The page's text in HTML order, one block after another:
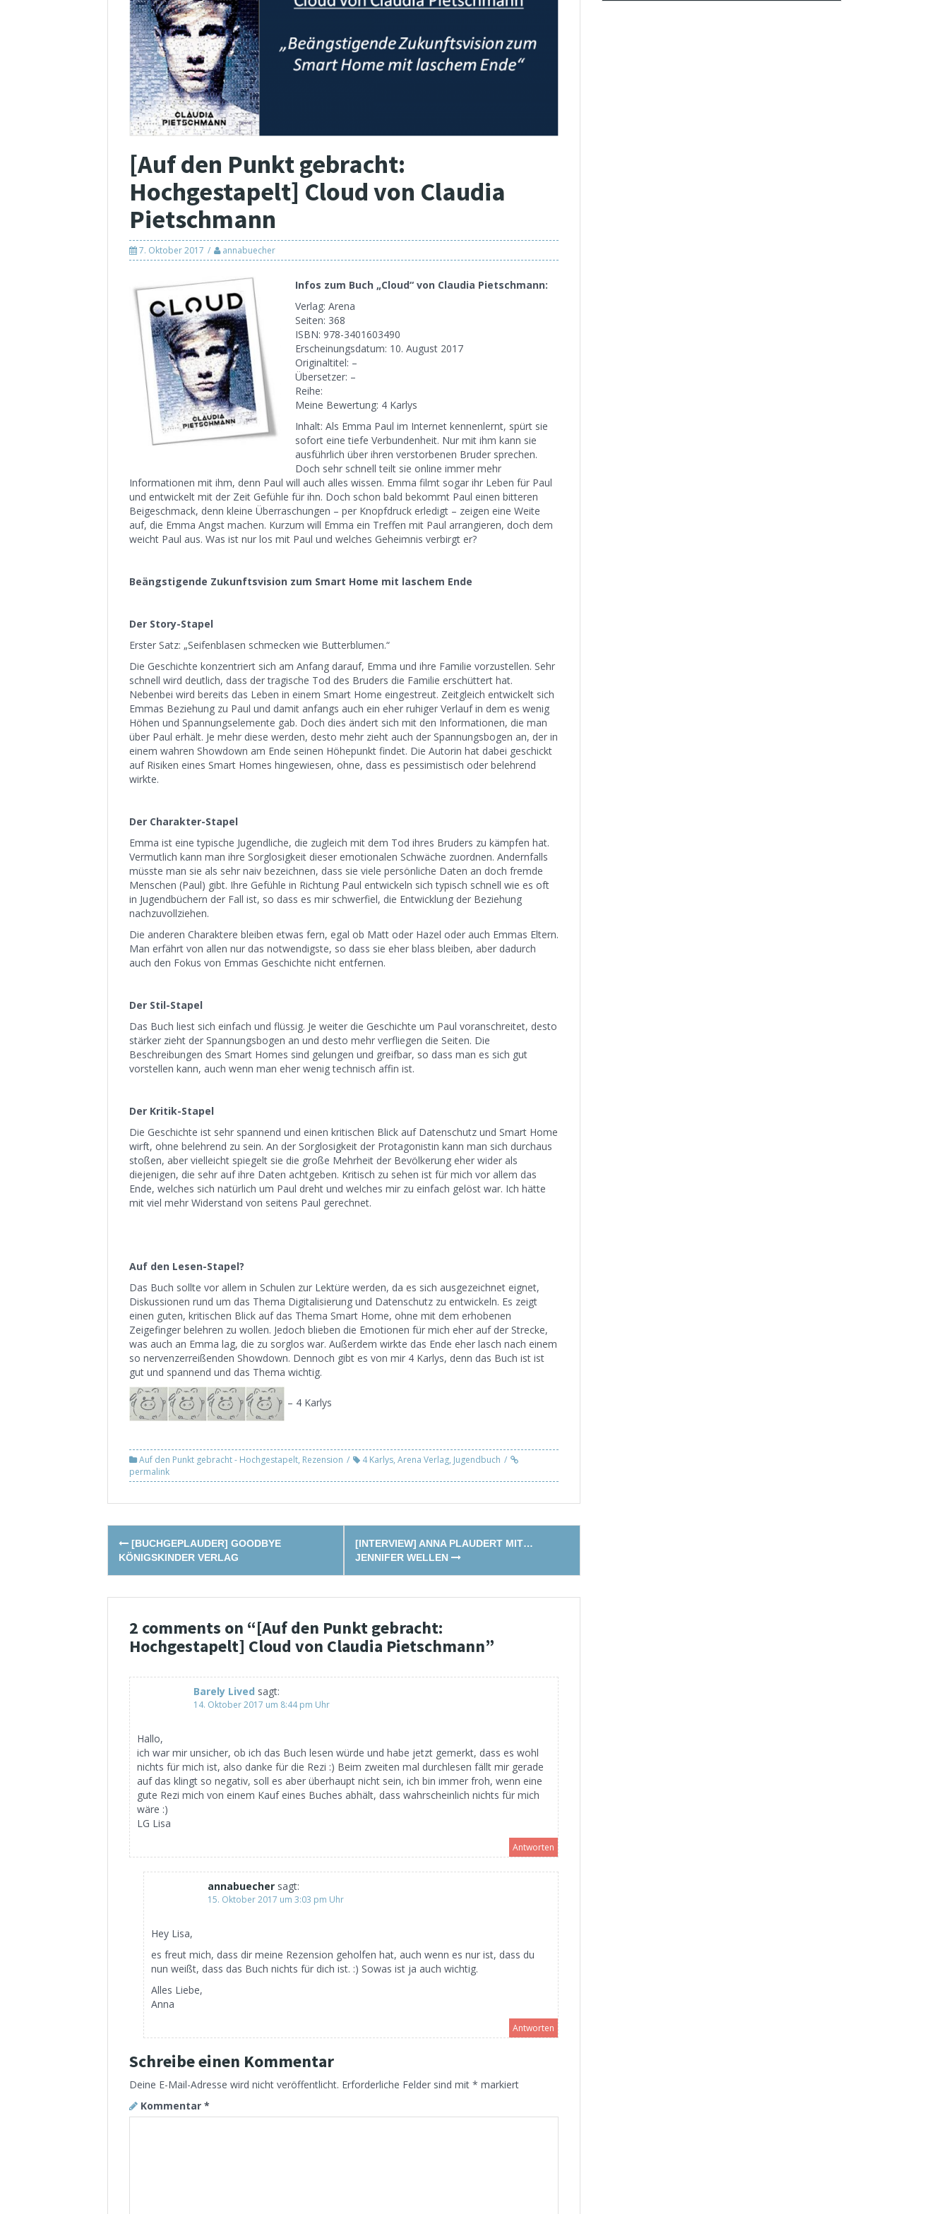
[Auf den Punkt gebracht:
Hochgestapelt] Cloud von Claudia
Pietschmann
7. Oktober 2017 annabuecher
Infos zum Buch „Cloud“ von Claudia Pietschmann:
Verlag: Arena
Seiten: 368
ISBN: 978-3401603490
Erscheinungsdatum: 10. August 2017
Originaltitel: –
Übersetzer: –
Reihe:
Meine Bewertung: 4 Karlys
Inhalt: Als Emma Paul im Internet kennenlernt, spürt sie
sofort eine tiefe Verbundenheit. Nur mit ihm kann sie
ausführlich über ihren verstorbenen Bruder sprechen.
Doch sehr schnell teilt sie online immer mehr
Informationen mit ihm, denn Paul will auch alles wissen. Emma filmt sogar ihr Leben für Paul
und entwickelt mit der Zeit Gefühle für ihn. Doch schon bald bekommt Paul einen bitteren
Beigeschmack, denn kleine Überraschungen – per Knopfdruck erledigt – zeigen eine Weite
auf, die Emma Angst machen. Kurzum will Emma ein Treffen mit Paul arrangieren, doch dem
weicht Paul aus. Was ist nur los mit Paul und welches Geheimnis verbirgt er?
Beängstigende Zukunftsvision zum Smart Home mit laschem Ende
Der Story-Stapel
Erster Satz: „Seifenblasen schmecken wie Butterblumen.“
Die Geschichte konzentriert sich am Anfang darauf, Emma und ihre Familie vorzustellen. Sehr
schnell wird deutlich, dass der tragische Tod des Bruders die Familie erschüttert hat.
Nebenbei wird bereits das Leben in einem Smart Home eingestreut. Zeitgleich entwickelt sich
Emmas Beziehung zu Paul und damit anfangs auch ein eher ruhiger Verlauf in dem es wenig
Höhen und Spannungselemente gab. Doch dies ändert sich mit den Informationen, die man
über Paul erhält. Je mehr diese werden, desto mehr zieht auch der Spannungsbogen an, der in
einem wahren Showdown am Ende seinen Höhepunkt findet. Die Autorin hat dabei geschickt
auf Risiken eines Smart Homes hingewiesen, ohne, dass es pessimistisch oder belehrend
wirkte.
Der Charakter-Stapel
Emma ist eine typische Jugendliche, die zugleich mit dem Tod ihres Bruders zu kämpfen hat.
Vermutlich kann man ihre Sorglosigkeit dieser emotionalen Schwäche zuordnen. Andernfalls
müsste man sie als sehr naiv bezeichnen, dass sie viele persönliche Daten an doch fremde
Menschen (Paul) gibt. Ihre Gefühle in Richtung Paul entwickeln sich typisch schnell wie es oft
in Jugendbüchern der Fall ist, so dass es mir schwerfiel, die Entwicklung der Beziehung
nachzuvollziehen.
Die anderen Charaktere bleiben etwas fern, egal ob Matt oder Hazel oder auch Emmas Eltern.
Man erfährt von allen nur das notwendigste, so dass sie eher blass bleiben, aber dadurch
auch den Fokus von Emmas Geschichte nicht entfernen.
Der Stil-Stapel
Das Buch liest sich einfach und flüssig. Je weiter die Geschichte um Paul voranschreitet, desto
stärker zieht der Spannungsbogen an und desto mehr verfliegen die Seiten. Die
Beschreibungen des Smart Homes sind gelungen und greifbar, so dass man es sich gut
vorstellen kann, auch wenn man eher wenig technisch affin ist.
Der Kritik-Stapel
Die Geschichte ist sehr spannend und einen kritischen Blick auf Datenschutz und Smart Home
wirft, ohne belehrend zu sein. An der Sorglosigkeit der Protagonistin kann man sich durchaus
stoßen, aber vielleicht spiegelt sie die große Mehrheit der Bevölkerung eher wider als
diejenigen, die sehr auf ihre Daten achtgeben. Kritisch zu sehen ist für mich vor allem das
Ende, welches sich natürlich um Paul dreht und welches mir zu einfach gelöst war. Ich hätte
mit viel mehr Widerstand von seitens Paul gerechnet.
Auf den Lesen-Stapel?
Das Buch sollte vor allem in Schulen zur Lektüre werden, da es sich ausgezeichnet eignet,
Diskussionen rund um das Thema Digitalisierung und Datenschutz zu entwickeln. Es zeigt
einen guten, kritischen Blick auf das Thema Smart Home, ohne mit dem erhobenen
Zeigefinger belehren zu wollen. Jedoch blieben die Emotionen für mich eher auf der Strecke,
was auch an Emma lag, die zu sorglos war. Außerdem wirkte das Ende eher lasch nach einem
so nervenzerreißenden Showdown. Dennoch gibt es von mir 4 Karlys, denn das Buch ist ist
gut und spannend und das Thema wichtig.
– 4 Karlys
Auf den Punkt gebracht - Hochgestapelt, Rezension 4 Karlys, Arena Verlag, Jugendbuch
permalink
Post
navigation
[BUCHGEPLAUDER] GOODBYE
KÖNIGSKINDER VERLAG
[INTERVIEW] ANNA PLAUDERT MIT…
JENNIFER WELLEN
2 comments on “[Auf den Punkt gebracht:
Hochgestapelt] Cloud von Claudia Pietschmann”
Barely Lived sagt:
14. Oktober 2017 um 8:44 pm Uhr
Hallo,
ich war mir unsicher, ob ich das Buch lesen würde und habe jetzt gemerkt, dass es wohl
nichts für mich ist, also danke für die Rezi :) Beim zweiten mal durchlesen fällt mir gerade
auf das klingt so negativ, soll es aber überhaupt nicht sein, ich bin immer froh, wenn eine
gute Rezi mich von einem Kauf eines Buches abhält, dass wahrscheinlich nichts für mich
wäre :)
LG Lisa
Antworten
annabuecher sagt:
15. Oktober 2017 um 3:03 pm Uhr
Hey Lisa,
es freut mich, dass dir meine Rezension geholfen hat, auch wenn es nur ist, dass du
nun weißt, dass das Buch nichts für dich ist. :) Sowas ist ja auch wichtig.
Alles Liebe,
Anna
Antworten
Schreibe einen Kommentar
Deine E-Mail-Adresse wird nicht veröffentlicht. Erforderliche Felder sind mit * markiert
Kommentar *